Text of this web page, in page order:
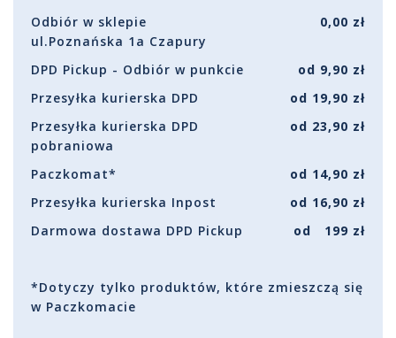
Odbiór w sklepie
ul.Poznańska 1a Czapury
0,00 zł
DPD Pickup - Odbiór w punkcie
od 9,90 zł
Przesyłka kurierska DPD
od 19,90 zł
Przesyłka kurierska DPD
pobraniowa
od 23,90 zł
Paczkomat*
od 14,90 zł
Przesyłka kurierska Inpost
od 16,90 zł
Darmowa dostawa DPD Pickup
od 199 zł
*Dotyczy tylko produktów, które zmieszczą się
w Paczkomacie